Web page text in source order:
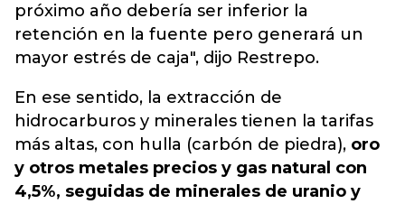
próximo año debería ser inferior la
retención en la fuente pero generará un
mayor estrés de caja", dijo Restrepo.
En ese sentido, la extracción de
hidrocarburos y minerales tienen la tarifas
más altas, con hulla (carbón de piedra), oro
y otros metales precios y gas natural con
4,5%, seguidas de minerales de uranio y